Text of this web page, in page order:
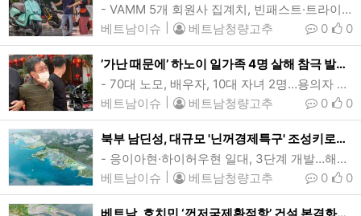
- VAMM 5개 회원사 집계치, 빈패스트·트라이엄프 등은 빠져…혼다 시장점유율 81%지난해 10월 열린 베트남모토쇼(VMS)에 참가했던 대만 SYM의 스쿠터모델. 지난해 베트남의 오토바이 신차 판매대수는 전년대비 5.4% 늘어난 265.4만대를 기록했다. 브랜드별 시장점유율은 혼다가 전체의 81%로 독주 체제를 유지했다. (사진=VnExpress/Pham Trung)[인사이드비나=호치민, 투 탄(Thu thanh) 기자] 지난해 베트남의 오토바이 신차 판매대수가 소폭 증가한 것으로 나타났다.베트남오토바이…
베트남이슈
베트남청량고추 0
0
’가난 때문에’ 하노이 일가족 4명 살해 참극 발생
- 70대 노모, 배우자, 10대 자녀 2명…용의자 50대 남성 붕따우서 체포하노이 일가족 4명 살해사건의 용의자 V씨가 공안에 붙잡혀 이송되고 있다. 용의자인 50대 남성은 가난을 이유로 노모와 배우자, 어린 자녀 둘을 모두 살해하는 참극을 저질렀다. (사진=인민공안)[인사이드비나=하노이, 장연환 기자] 베트남 수도 하노이에서 가난을 이유로 50대 현지 남성이 노모와 배우자, 어린 자녀 둘을 모두 살해하는 안타까운 사건이 발생했다.하노이시 공안 경찰국은 “푸쑤옌현(Phu Xuyen) 일가족 살해사건의 용의자 V씨(52)를…
베트남이슈
베트남청량고추 0
0
북부 남딘성, 대규모 '닌꺼경제특구' 조성키로…140㎢(4억6280만여평)
- 응이아현·하이허우현 일대, 3단계 개발…해안경제구역 거듭나- 홍강삼각주, 통킹만 경제권 전반에 성장모멘텀 제공- 남딘성 2030년까지 250㎢ 규모 공단 10곳 추가개발 추진베트남 북부 남딘성에 조성될 닌꺼경제특구 조감도. 닌꺼경제특구는 140㎢ 규모로 완공시 해안경제구역으로 거듭나 남딘성은 물론 홍강삼각주와 통킹만 경제권 전반에 성장모멘텀을 제공할 것으로 기대된다. (사진=남딘성 정부포털)[인사이드비나=하노이, 장연환 기자] 베트남 북부 남딘성(Nam Dinh)에 1만3950헥타르(139.5㎢)의 대규모 경제특구가 조…
베트남이슈
베트남청량고추 0
0